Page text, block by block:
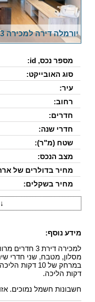
יורמלה דירה למכירה 3 חדרים 223,275$
מספר נכס, id:
סוג האובייקט:
עיר:
רחוב:
חדרים:
חדרי שנה:
שטח (מ"ר):
מצב הנכס:
מחיר בדולרים של
מחיר בשקלים:
↓
מידע נוסף:
למכירה דירת
מסלון, מטבח, שני חדרי
דקות הליכה.
חשבונות חשמל נמוכים.